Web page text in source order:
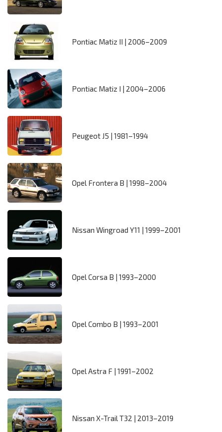
Pontiac Matiz II | 2006–2009
Pontiac Matiz I | 2004–2006
Peugeot J5 | 1981–1994
Opel Frontera B | 1998–2004
Nissan Wingroad Y11 | 1999–2001
Opel Corsa B | 1993–2000
Opel Combo B | 1993–2001
Opel Astra F | 1991–2002
Nissan X-Trail T32 | 2013–2019